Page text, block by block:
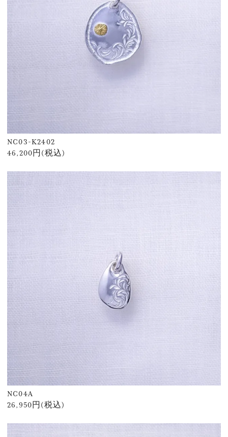
NC03-K2402
46,200円(税込)
NC04A
26,950円(税込)